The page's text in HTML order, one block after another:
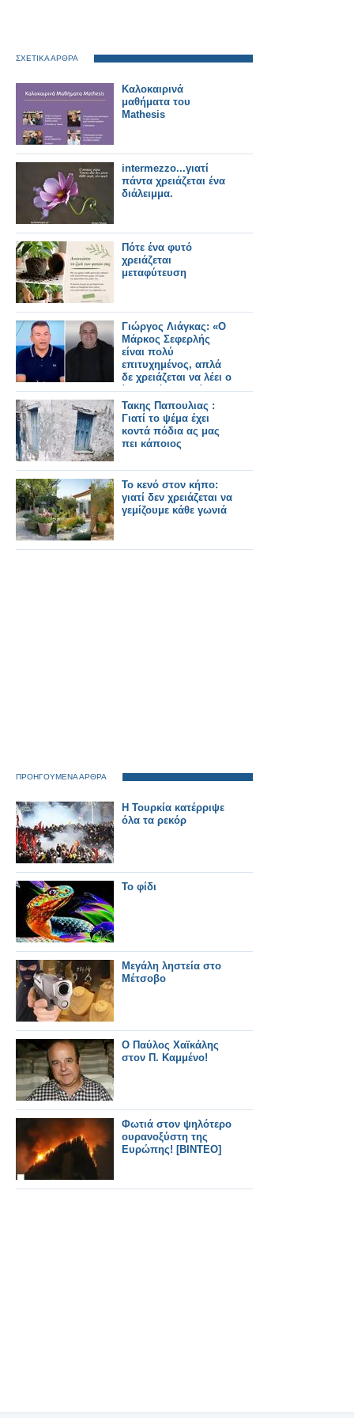
ΣΧΕΤΙΚΑ ΑΡΘΡΑ
Καλοκαιρινά
μαθήματα του
Mathesis
intermezzo...γιατί
πάντα χρειάζεται ένα
διάλειμμα.
Πότε ένα φυτό
χρειάζεται
μεταφύτευση
Γιώργος Λιάγκας: «Ο
Μάρκος Σεφερλής
είναι πολύ
επιτυχημένος, απλά
δε χρειάζεται να λέει ο
ίδιος πόσο καλά
πάει»
Τακης Παπουλιας :
Γιατί το ψέμα έχει
κοντά πόδια ας μας
πει κάποιος
Το κενό στον κήπο:
γιατί δεν χρειάζεται να
γεμίζουμε κάθε γωνιά
ΠΡΟΗΓΟΥΜΕΝΑ ΑΡΘΡΑ
Η Τουρκία κατέρριψε
όλα τα ρεκόρ
Το φίδι
Μεγάλη ληστεία στο
Μέτσοβο
O Παύλος Χαϊκάλης
στον Π. Καμμένο!
Φωτιά στον ψηλότερο
ουρανοξύστη της
Ευρώπης! [ΒΙΝΤΕΟ]